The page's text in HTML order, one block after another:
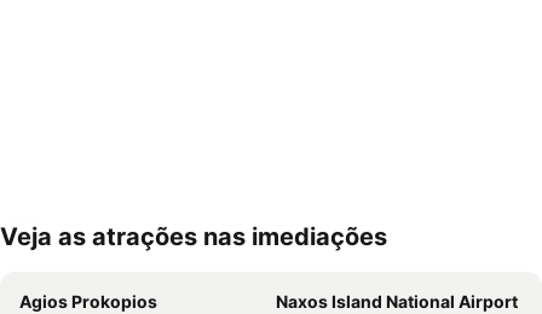
Ampliar mapa
Veja as atrações nas imediações
Agios Prokopios
Naxos Island National Airport